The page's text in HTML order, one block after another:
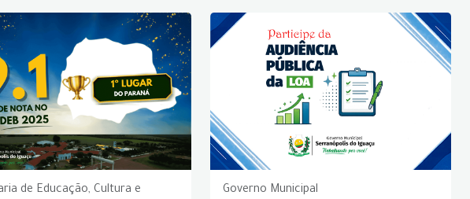
de Educação, Cultura e
Governo Municipal